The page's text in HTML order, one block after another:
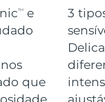
TM
e
que
3
Gel
prevista 8/14/26
prevista 8/10/26
prevista 8/13/26